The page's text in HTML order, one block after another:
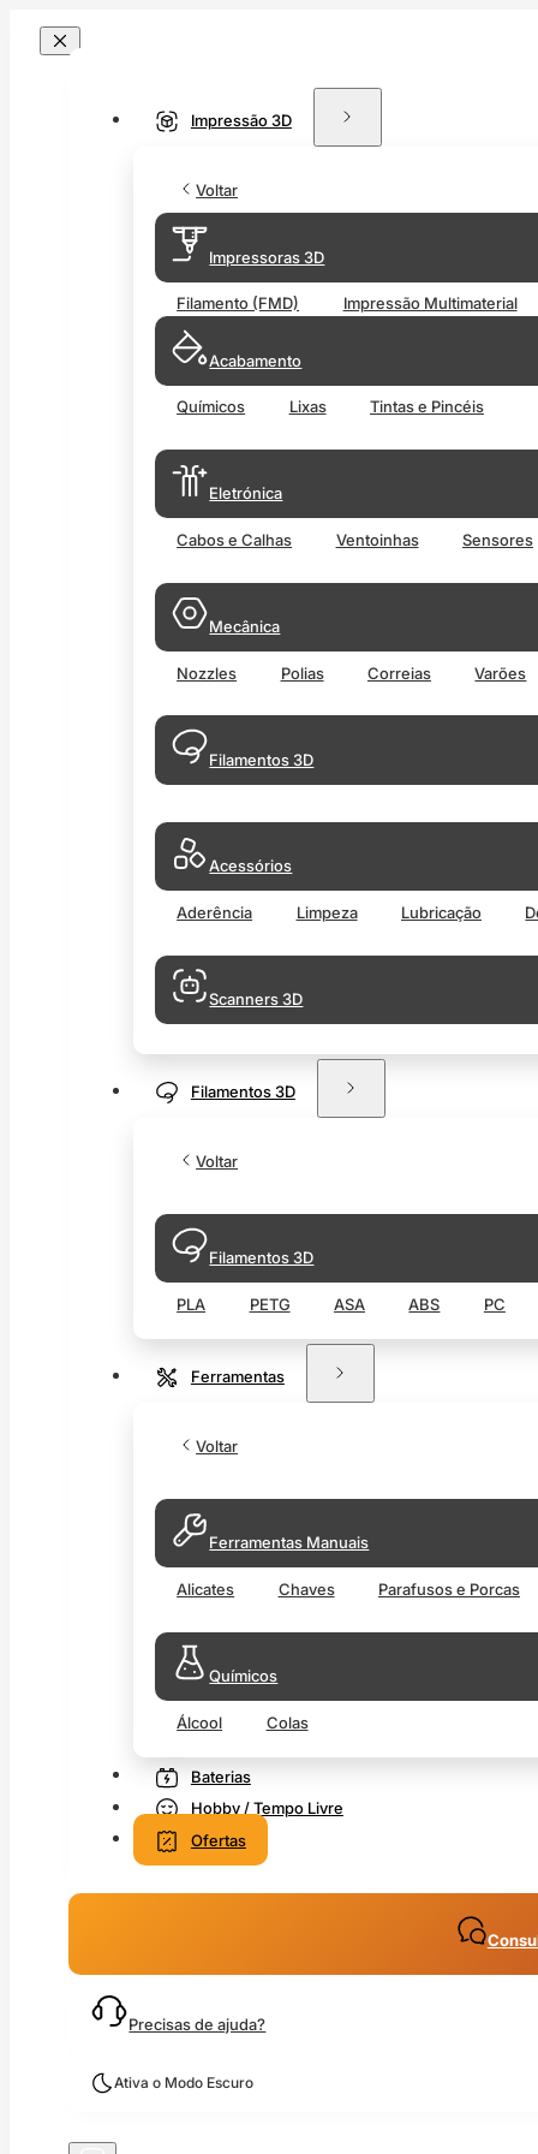
Impressão 3D
Voltar
Impressoras 3D
Filamento (FMD) Impressão Multimaterial
Acabamento
Químicos Lixas Tintas e Pincéis
Eletrónica
Cabos e Calhas Ventoinhas Sensores
Mecânica
Nozzles Polias Correias Varões
Filamentos 3D
Acessórios
Aderência Limpeza Lubricação
Scanners 3D
Filamentos 3D
Voltar
Filamentos 3D
PLA PETG ASA ABS PC
Ferramentas
Voltar
Ferramentas Manuais
Alicates Chaves Parafusos e Porcas
Químicos
Álcool Colas
Baterias
Hobby / Tempo Livre
Ofertas
Precisas de ajuda?
Ativa o Modo Escuro